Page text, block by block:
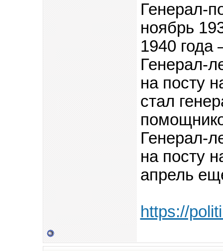
Генерал-
ноябрь
1940 года
Генерал-
на посту
стал
Генерал-
на посту
апрель
https://